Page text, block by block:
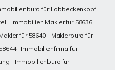
für Löbbeckenkopf
Immobilien Makler für 58636
für 58640
Maklerbüro für
Immobilienfirma für
Immobilienbüro für